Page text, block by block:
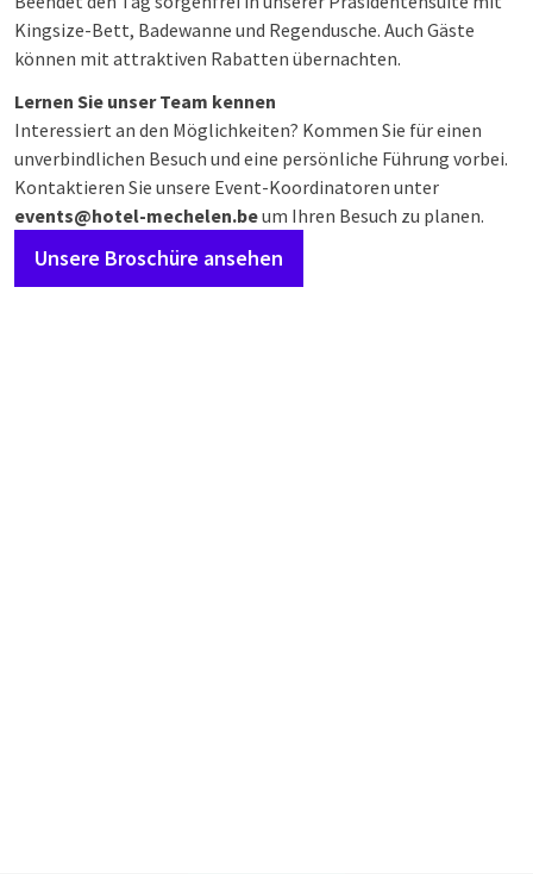
Kingsize-Bett, Badewanne und Regendusche. Auch Gäste
können mit attraktiven Rabatten übernachten.
Lernen Sie unser Team kennen
Interessiert an den Möglichkeiten? Kommen Sie für einen
unverbindlichen Besuch und eine persönliche Führung vorbei.
Kontaktieren Sie unsere Event-Koordinatoren unter
events@hotel-mechelen.beum Ihren Besuch zu planen.
Unsere Broschüre ansehen